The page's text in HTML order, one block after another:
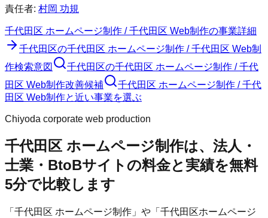
責任者: 村岡 功規
千代田区 ホームページ制作 / 千代田区 Web制作の事業詳細
千代田区の千代田区 ホームページ制作 / 千代田区 Web制
作検索意図 千代田区の千代田区 ホームページ制作 / 千代
田区 Web制作改善候補
千代田区 ホームページ制作 / 千代
田区 Web制作と近い事業を選ぶ
Chiyoda corporate web production
千代田区 ホームページ制作は、法人・
士業・BtoBサイトの料金と実績を無料
5分で比較します
「千代田区 ホームページ制作」や「千代田区ホームページ